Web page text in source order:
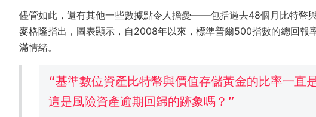
儘管如此，還有其他一些數據點令人擔憂——包括過去48個月比特幣
麥格隆指出，圖表顯示，自2008年以來，標準普爾500指數的總回報
滿情緒。
“基準數位資產比特幣與價值存儲黃金的比率一直
這是風險資產逾期回歸的跡象嗎？”